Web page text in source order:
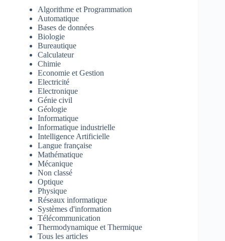
Algorithme et Programmation
Automatique
Bases de données
Biologie
Bureautique
Calculateur
Chimie
Economie et Gestion
Electricité
Electronique
Génie civil
Géologie
Informatique
Informatique industrielle
Intelligence Artificielle
Langue française
Mathématique
Mécanique
Non classé
Optique
Physique
Réseaux informatique
Systèmes d'information
Télécommunication
Thermodynamique et Thermique
Tous les articles